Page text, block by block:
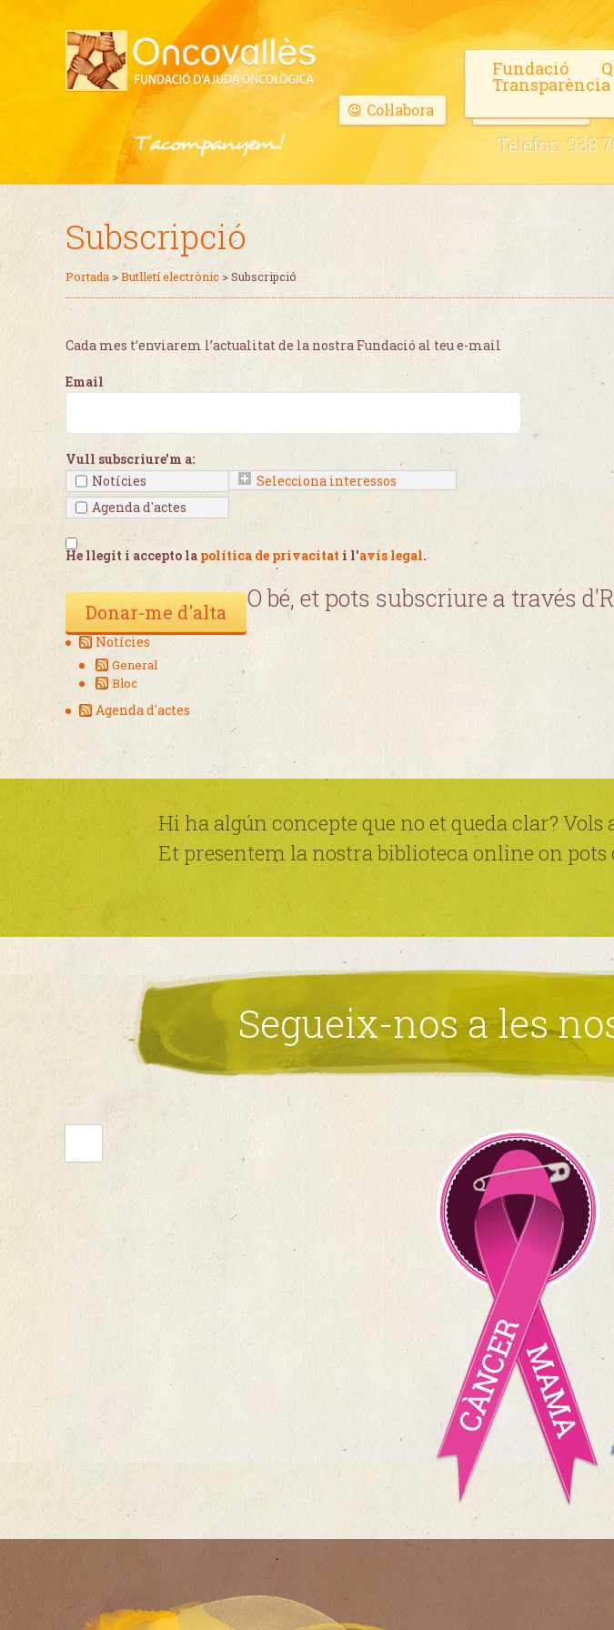
Col·labora
Telèfon: 938
Fundació
Transparència
Subscripció
Portada >Butlletí electrònic >Subscripció
Cada mes t’enviarem l’actualitat de la nostra Fundació al teu e-mail
Email
Vull subscriure'm a:
Notícies
Selecciona interessos
(opcional)
Agenda d'actes
He llegit i accepto la política de privacitat i l'avís legal.
O bé, et pots subscriure a través
Notícies
General
Bloc
Agenda d'actes
Hi ha algún concepte que no et queda clar? Vols
Et presentem la nostra biblioteca online on
Segueix-nos a les